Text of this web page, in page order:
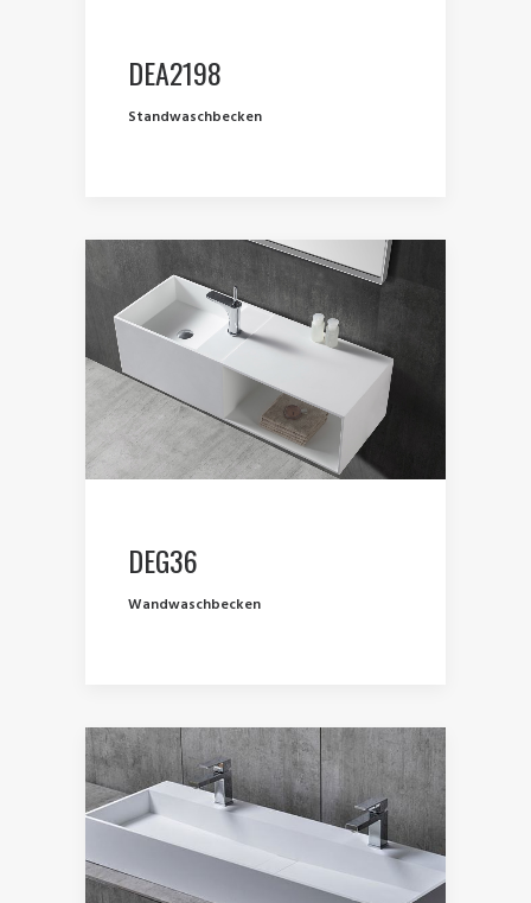
DEA2198
Standwaschbecken
DEG36
Wandwaschbecken